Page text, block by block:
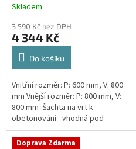
Skladem
3 590 Kč bez DPH
4 344 Kč
Do košíku
Vnitřní rozměr: P: 600 mm, V: 800
mm Vnější rozměr: P: 800 mm, V:
800 mm Šachta na vrt k
obetonování - vhodná pod
parkovací stání, komunikace
nebo do míst vyšším...
Doprava Zdarma